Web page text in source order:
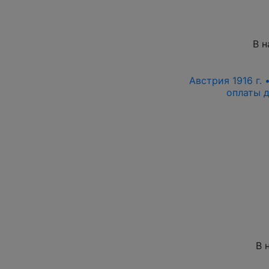
В
Австрия 1916 г.
оплаты
В